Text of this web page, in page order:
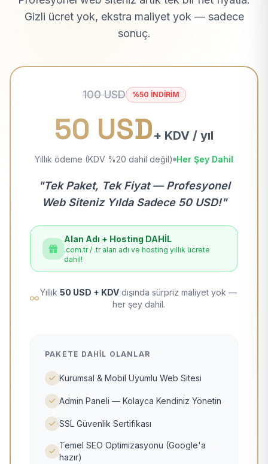
Gizli ücret yok, ekstra maliyet yok — sadece
sonuç.
100 USD %50 İNDİRİM
50 USD+ KDV / yıl
Yıllık ödeme (KDV %20 dahil değil) Her Şey Dahil
"Tek Paket, Tek Fiyat — Profesyonel
Web Siteniz Yılda Sadece 50 USD!"
Alan Adı + Hosting DAHİL
.com.tr / .tr alan adı ve hosting yıllık ücrete
dahil!
Yıllık 50 USD + KDV dışında sürpriz maliyet yok —
her şey dahil.
PAKETE DAHIL OLANLAR
Kurumsal & Mobil Uyumlu Web Sitesi
Admin Paneli — Kolayca Kendiniz Yönetin
SSL Güvenlik Sertifikası
Temel SEO Optimizasyonu (Google'a
hazır)